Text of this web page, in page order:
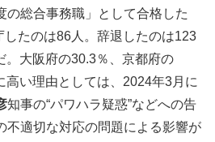
総合事務職」として合格した
たのは86人。辞退したのは123
。大阪府の30.3％、京都府の
高い理由としては、2024年3月に
知事の“パワハラ疑惑”などへの告
不適切な対応の問題による影響が